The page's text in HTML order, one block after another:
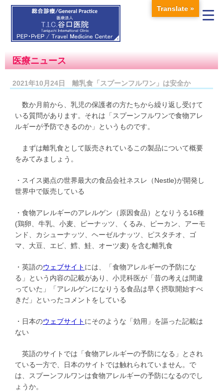
医療ニュース
2021年10月24日 離乳食「スプーンフルワン」は安全か
数か月前から、乳児の保護者の方たちから繰り返し受けて
いる質問があります。それは「スプーンフルワンで食物アレ
ルギーが予防できるのか」というものです。
まずは離乳食として販売されているこの製品について概要
をみてみましょう。
・スイス拠点の世界最大の食品会社ネスレ（Nestle)が開発し
世界中で販売している
・食物アレルギーのアレルゲン（原因食品）となりうる16種
(鶏卵、牛乳、小麦、ピーナッツ、くるみ、ピーカン、アーモ
ンド、カシューナッツ、ヘーゼルナッツ、ピスタチオ、ゴ
マ、大豆、エビ、鱈、鮭、オーツ麦) を含む離乳食
・英語のウェブサイト には、「食物アレルギーの予防にな
る」という内容の記載があり、小児科医が「昔の考えは間違
っていた」「アレルゲンになりうる食品は早く摂取開始すべ
きだ」といったコメントをしている
・日本のウェブサイト にそのような「効用」を謳った記載は
ない
英語のサイトでは「食物アレルギーの予防になる」とされ
ている一方で、日本のサイトでは触れられていません。で
は、スプーンフルワンは食物アレルギーの予防になるのでし
ょうか。
Translate »